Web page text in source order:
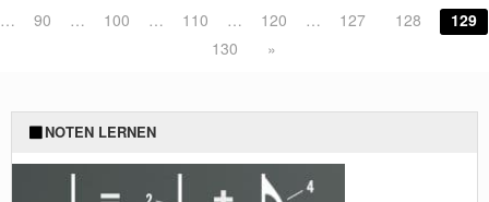
…
90 … 100 … 110 … 120 … 127 128
129
130
»
NOTEN LERNEN